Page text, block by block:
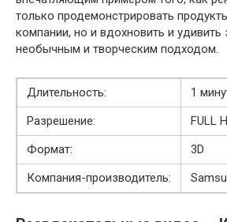
только продемонстрировать
компании, но и вдохновить и удивить
необычным и творческим подходом.
Длительность:
1
Разрешение:
FULL
Формат:
3D
Компания-производитель: